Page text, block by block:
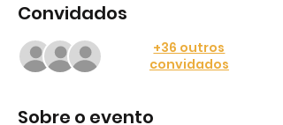
Convidados
+36 outros
convidados
Sobre o evento